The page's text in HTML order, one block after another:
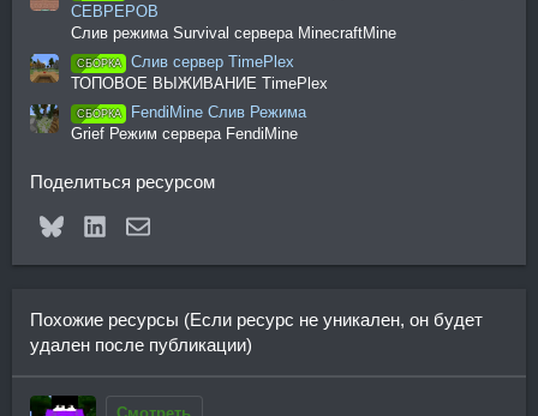
СЕВРЕРОВ
Слив режима Survival сервера MinecraftMine
СБОРКА
Слив сервер TimePlex
ТОПОВОЕ ВЫЖИВАНИЕ TimePlex
СБОРКА
FendiMine Слив Режима
Grief Режим сервера FendiMine
Поделиться ресурсом
BlueskyLinkedInЭлектронная почта
Похожие ресурсы (Если ресурс не уникален, он будет
удален после публикации)